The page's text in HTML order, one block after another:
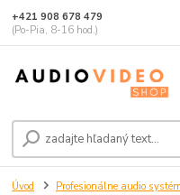
+421 908 678 479
(Po-Pia, 8-16 hod.)
Úvod Profesionálne audio